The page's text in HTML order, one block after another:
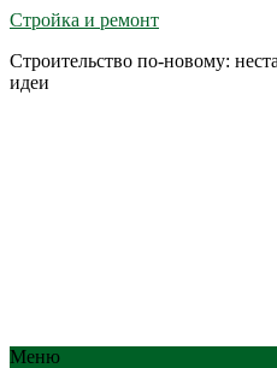
Стройка и ремонт
Строительство по-новому:
идеи
Меню